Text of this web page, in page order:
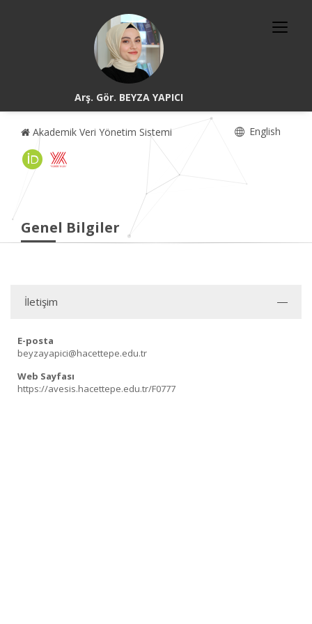
Arş. Gör. BEYZA YAPICI
Akademik Veri Yönetim Sistemi English
Genel Bilgiler
İletişim
E-posta
beyzayapici@hacettepe.edu.tr
Web Sayfası
https://avesis.hacettepe.edu.tr/F0777